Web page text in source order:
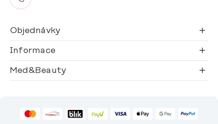
Objednávky
Informace
Med&Beauty